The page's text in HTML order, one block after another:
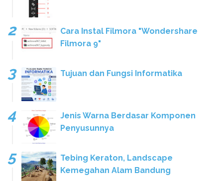
Cara Instal Filmora "Wondershare
Filmora 9"
Tujuan dan Fungsi Informatika
Jenis Warna Berdasar Komponen
Penyusunnya
Tebing Keraton, Landscape
Kemegahan Alam Bandung